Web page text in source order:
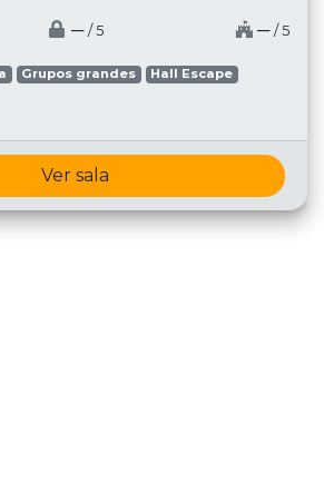
─ / 5 ─ / 5
Grupos grandes
Hall Escape
Ver sala